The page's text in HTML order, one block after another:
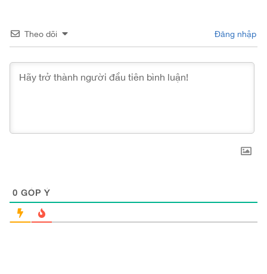
Theo dõi Đăng nhập
0 GÓP Ý